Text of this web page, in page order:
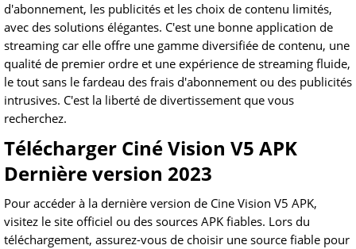
d'abonnement, les publicités et les choix de contenu limités,
avec des solutions élégantes. C'est une bonne application de
streaming car elle offre une gamme diversifiée de contenu, une
qualité de premier ordre et une expérience de streaming fluide,
le tout sans le fardeau des frais d'abonnement ou des publicités
intrusives. C'est la liberté de divertissement que vous
recherchez.
Télécharger Ciné Vision V5 APK
Dernière version 2023
Pour accéder à la dernière version de Cine Vision V5 APK,
visitez le site officiel ou des sources APK fiables. Lors du
téléchargement, assurez-vous de choisir une source fiable pour